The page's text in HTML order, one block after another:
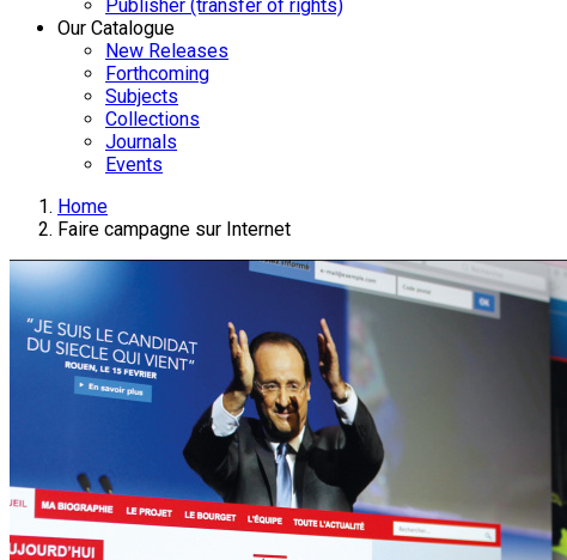
Publisher (transfer of rights)
Our Catalogue
New Releases
Forthcoming
Subjects
Collections
Journals
Events
Home
Faire campagne sur Internet